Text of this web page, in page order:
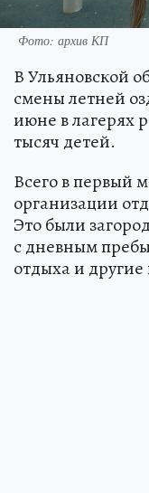
Фото: архив КП
В Ульяновской
смены летней
июне в лагерях
тысяч детей.
Всего в первый
организации
Это были
с дневным
отдыха и